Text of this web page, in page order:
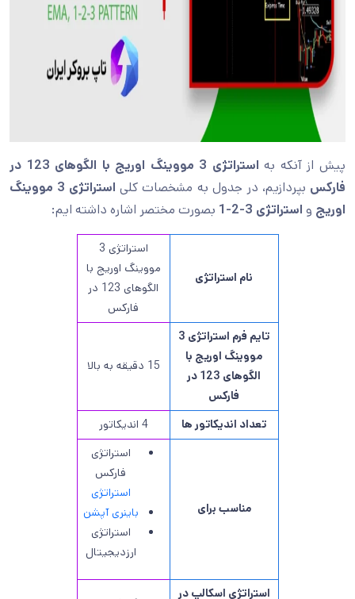
پیش از آنکه به
استراتژی 3 مووینگ اوریج با الگوهای 123 در
فارکس بپردازیم، در جدول به مشخصات کلی
استراتژی 3 مووینگ
اوریج و استراتژی 3-2-1 بصورت مختصر اشاره داشته ایم:
نام استراتژی
استراتژی 3
مووینگ اوریج با
الگوهای 123 در
فارکس
تایم فرم استراتژی 3
مووینگ اوریج با
الگوهای 123 در
فارکس
15 دقیقه به بالا
تعداد اندیکاتور ها 4 اندیکاتور
مناسب برای
استراتژی
فارکس
استراتژی
باینری آپشن
استراتژی
ارزدیجیتال
استراتژی اسکالپ در